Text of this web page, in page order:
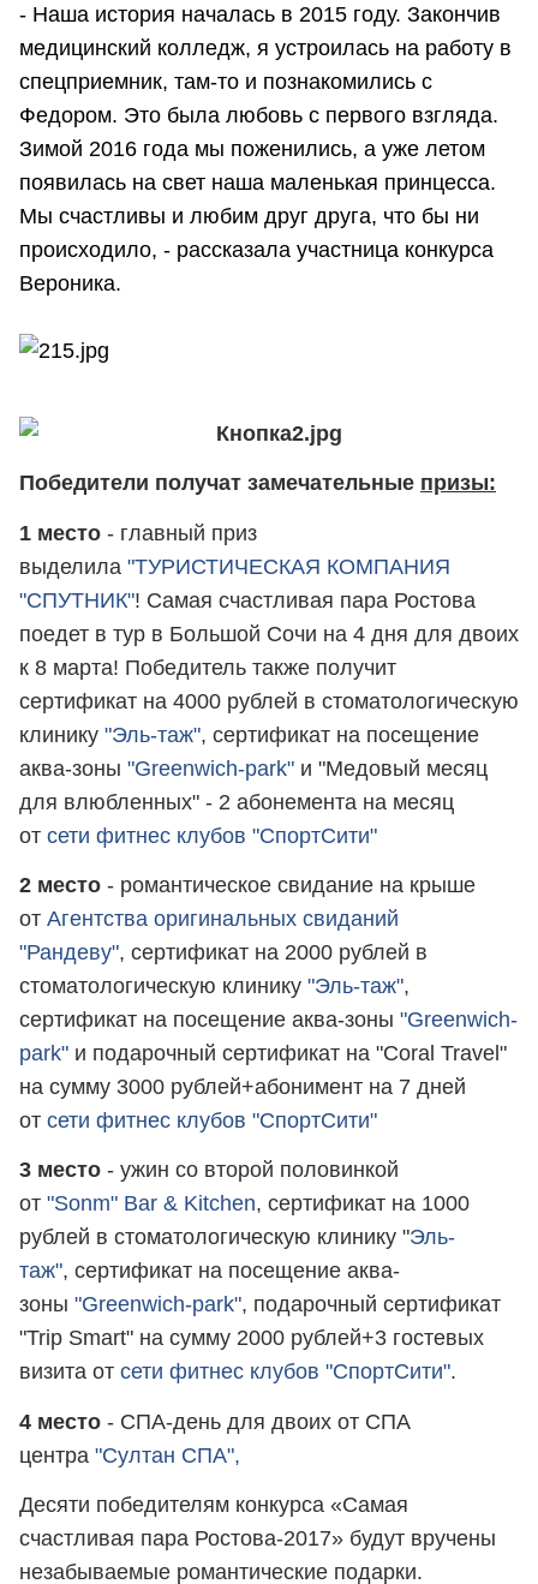
- Наша история началась в 2015 году. Закончив
медицинский колледж, я устроилась на работу в
спецприемник, там-то и познакомились с
Федором. Это была любовь с первого взгляда.
Зимой 2016 года мы поженились, а уже летом
появилась на свет наша маленькая принцесса.
Мы счастливы и любим друг друга, что бы ни
происходило, - рассказала участница конкурса
Вероника.
Победители получат замечательные призы:
1 место - главный приз
выделила "ТУРИСТИЧЕСКАЯ КОМПАНИЯ
"СПУТНИК"! Самая счастливая пара Ростова
поедет в тур в Большой Сочи на 4 дня для двоих
к 8 марта! Победитель также получит
сертификат на 4000 рублей в стоматологическую
клинику "Эль-таж", сертификат на посещение
аква-зоны "Greenwich-park" и "Медовый месяц
для влюбленных" - 2 абонемента на месяц
от сети фитнес клубов "СпортСити"
2 место - романтическое свидание на крыше
от Агентства оригинальных свиданий
"Рандеву", сертификат на 2000 рублей в
стоматологическую клинику "Эль-таж",
сертификат на посещение аква-зоны "Greenwich-
park" и подарочный сертификат на "Coral Travel"
на сумму 3000 рублей+абонимент на 7 дней
от сети фитнес клубов "СпортСити"
3 место - ужин со второй половинкой
от "Sonm" Bar & Kitchen, сертификат на 1000
рублей в стоматологическую клинику "Эль-
таж", сертификат на посещение аква-
зоны "Greenwich-park", подарочный сертификат
"Trip Smart" на сумму 2000 рублей+3 гостевых
визита от сети фитнес клубов "СпортСити".
4 место - СПА-день для двоих от СПА
центра "Султан СПА",
Десяти победителям конкурса «Самая
счастливая пара Ростова-2017» будут вручены
незабываемые романтические подарки.